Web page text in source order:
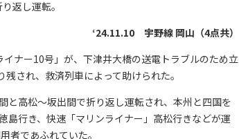
返し運転。
‘24.11.10 宇野線 岡山（4点共）
ナー10号」が、下津井大橋の送電トラブルのため立
され、救済列車によって助けられた。
高松〜坂出間で折り返し運転され、本州と四国を
島行き、快速「マリンライナー」高松行きなどが運
者であふれていた。